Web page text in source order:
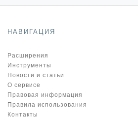
НАВИГАЦИЯ
Расширения
Инструменты
Новости и статьи
О сервисе
Правовая информация
Правила использования
Контакты